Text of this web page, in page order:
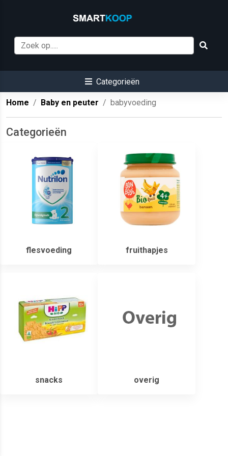
Categorieën
Home Baby en peuter babyvoeding
Categorieën
flesvoeding fruithapjes
snacks overig